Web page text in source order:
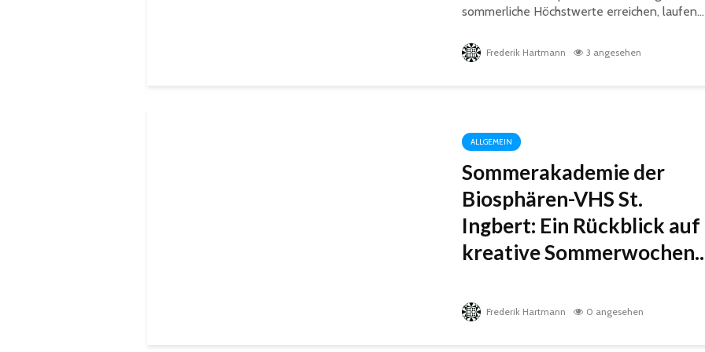
sommerliche Höchstwerte erreichen, laufen...
Frederik Hartmann 3 angesehen
ALLGEMEIN
Sommerakademie der
Biosphären-VHS St.
Ingbert: Ein Rückblick auf
kreative
Frederik Hartmann 0 angesehen